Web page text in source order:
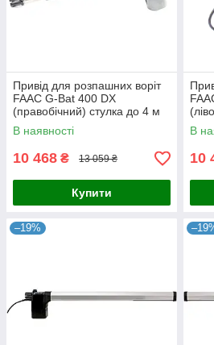
Привід для розпашних воріт
FAAC G-Bat 400 DX
(правобічний) стулка до 4 м
В наявності
10 468 ₴ 13 059 ₴
Купити
В
10
–19%